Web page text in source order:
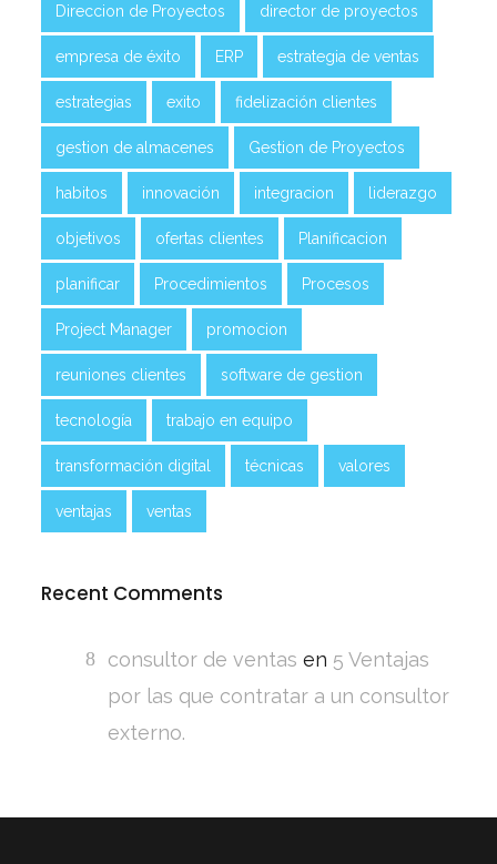
Direccion de Proyectos director de proyectos
empresa de éxito ERP estrategia de ventas
estrategias exito fidelización clientes
gestion de almacenes Gestion de Proyectos
habitos innovación integracion liderazgo
objetivos ofertas clientes Planificacion
planificar Procedimientos Procesos
Project Manager promocion
reuniones clientes software de gestion
tecnología trabajo en equipo
transformación digital técnicas valores
ventajas ventas
Recent Comments
consultor de ventas en 5 Ventajas
por las que contratar a un consultor
externo.